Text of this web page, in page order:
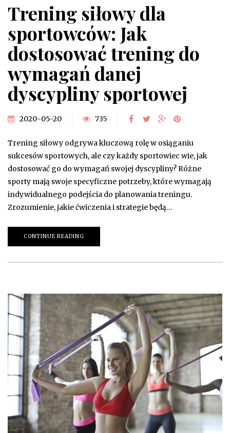
Trening siłowy dla
sportowców: Jak
dostosować trening do
wymagań danej
dyscypliny sportowej
2020-05-20 735
Trening siłowy odgrywa kluczową rolę w osiąganiu
sukcesów sportowych, ale czy każdy sportowiec wie, jak
dostosować go do wymagań swojej dyscypliny? Różne
sporty mają swoje specyficzne potrzeby, które wymagają
indywidualnego podejścia do planowania treningu.
Zrozumienie, jakie ćwiczenia i strategie będą…
CONTINUE READING